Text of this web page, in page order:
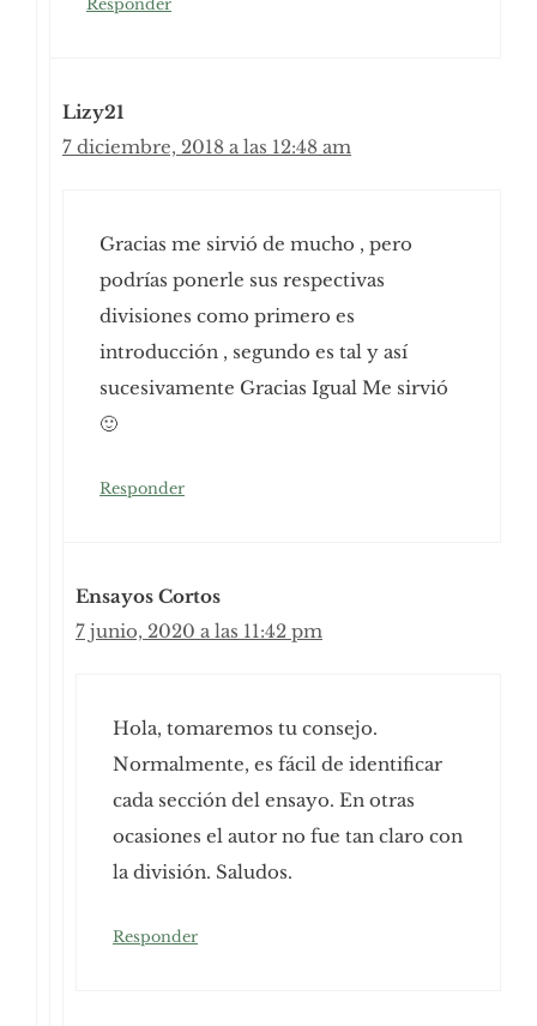
Responder
Lizy21
7 diciembre, 2018 a las 12:48 am
Gracias me sirvió de mucho , pero
podrías ponerle sus respectivas
divisiones como primero es
introducción , segundo es tal y así
sucesivamente Gracias Igual Me sirvió
🙂
Responder
Ensayos Cortos
7 junio, 2020 a las 11:42 pm
Hola, tomaremos tu consejo.
Normalmente, es fácil de identificar
cada sección del ensayo. En otras
ocasiones el autor no fue tan claro con
la división. Saludos.
Responder